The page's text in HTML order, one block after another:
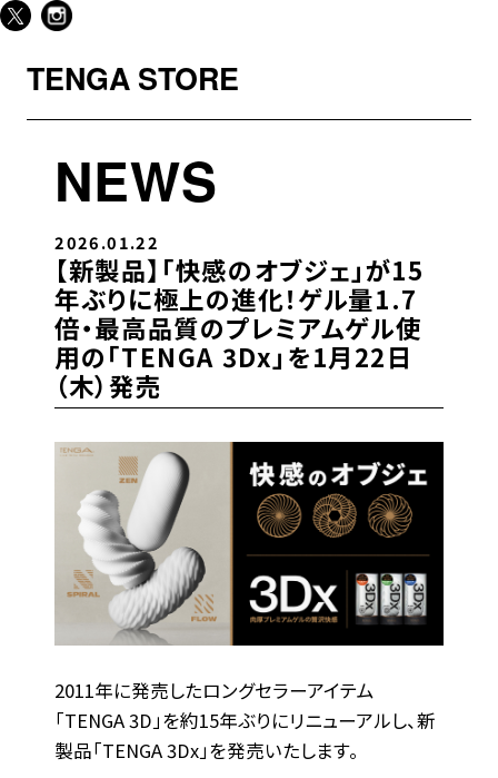
TENGA STORE
NEWS
2026.01.22
【新製品】「快感のオブジェ」が15
年ぶりに極上の進化！ゲル量1.7
倍・最⾼品質のプレミアムゲル使
⽤の「TENGA 3Dx」を1⽉22⽇
（⽊）発売
2011年に発売したロングセラーアイテム
「TENGA 3D」を約15年ぶりにリニューアルし、新
製品「TENGA 3Dx」を発売いたします。